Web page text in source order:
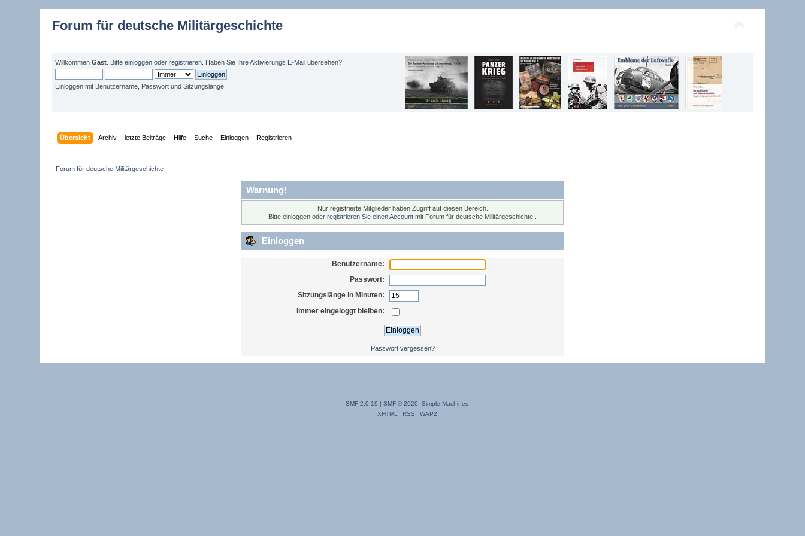
Forum für deutsche Militärgeschichte
WillkommenGast . Bitteeinloggen oderregistrieren . Haben Sie IhreAktivierungs E-Mail übersehen?
Einloggen mit Benutzername, Passwort und Sitzungslänge
Übersicht Archiv letzte Beiträge Hilfe Suche Einloggen Registrieren
Forum für deutsche Militärgeschichte
Warnung!
Nur registrierte Mitglieder haben Zugriff auf diesen Bereich.
Bitte einloggen oder registrieren Sie einen Account mit Forum für deutsche Militärgeschichte .
Einloggen
Benutzername:
Passwort:
Sitzungslänge in Minuten:
Immer eingeloggt bleiben:
Passwort vergessen?
SMF 2.0.19 | SMF © 2020
Simple Machines
XHTML
RSS WAP2